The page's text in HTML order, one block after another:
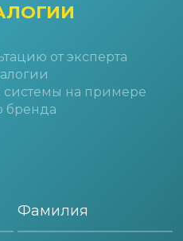
от эксперта
системы на примере
бренда